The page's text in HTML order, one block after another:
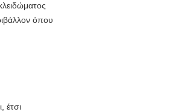
όπου
έτσι